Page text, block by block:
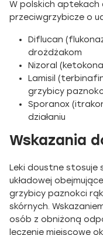
W polskich
przeciwgrzybicze o
Diflucan
drożdżakom
Nizoral
Lamisil
grzybicy
Sporanox
działaniu
Wskazania
Leki doustne stosuje
układowej
grzybicy paznokci
skórnych.
osób z obniżoną
leczenie miejscowe